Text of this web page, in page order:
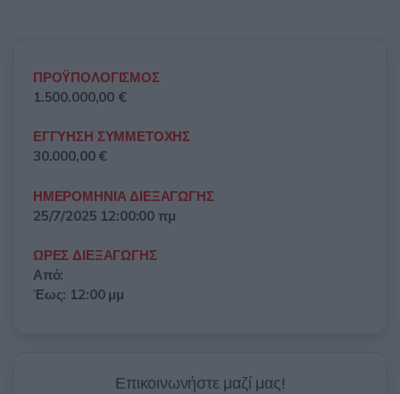
ΠΡΟΫΠΟΛΟΓΙΣΜΟΣ
1.500.000,00 €
ΕΓΓΥΗΣΗ ΣΥΜΜΕΤΟΧΗΣ
30.000,00 €
ΗΜΕΡΟΜΗΝΙΑ ΔΙΕΞΑΓΩΓΗΣ
25/7/2025 12:00:00 πμ
ΩΡΕΣ ΔΙΕΞΑΓΩΓΗΣ
Από:
Έως: 12:00 μμ
Επικοινωνήστε μαζί μας!